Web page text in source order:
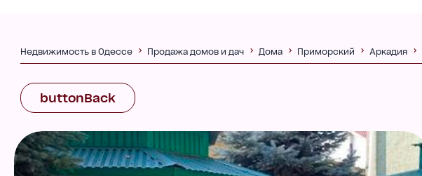
Недвижимость в Одессе Продажа домов и дач Дома Приморский Аркадия
buttonBack